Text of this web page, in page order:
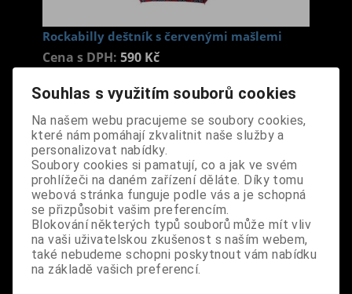
Rockabilly deštník s červenými mašlemi
Cena s DPH: 590 Kč
skladem
ks
Koupit
Tabulky velikostí: zde
Výrobce:import EU
Katalogové číslo:DOSTDESBPDA3567
Záruka (měsíců): 24
Dotaz na výrobek
Tisk
materiál: kov, polyester, plast
Souhlas s využitím souborů cookies
Na našem webu pracujeme se soubory cookies,
které nám pomáhají zkvalitnit naše služby a
personalizovat nabídky.
Soubory cookies si pamatují, co a jak ve svém
prohlížeči na daném zařízení děláte. Díky tomu
webová stránka funguje podle vás a je schopná
se přizpůsobit vašim preferencím.
Blokování některých typů souborů může mít vliv
na vaši uživatelskou zkušenost s naším webem,
také nebudeme schopni poskytnout vám nabídku
na základě vašich preferencí.